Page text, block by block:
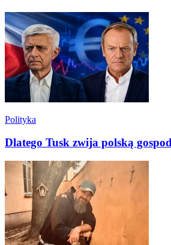
Polityka
Dlatego Tusk zwija polską